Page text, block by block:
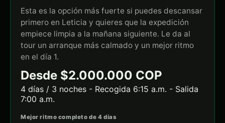
Esta es la opción más fuerte si puedes descansar
primero en Leticia y quieres que la expedición
empiece limpia a la mañana siguiente. Le da al
tour un arranque más calmado y un mejor ritmo
en el día 1.
Desde $2.000.000 COP
4 días / 3 noches - Recogida 6:15 a.m. - Salida
7:00 a.m.
Mejor ritmo completo de 4 días